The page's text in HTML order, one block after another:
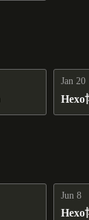
Jan 20
Hexo
Jun 8
Hexo